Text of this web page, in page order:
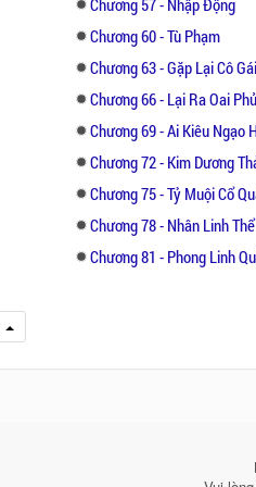
Chương 60 - Tù Phạm
Chương 63 - Gặp Lại Cô
Chương 66 - Lại Ra Oai
Chương 69 - Ai Kiêu Ngạo
Chương 72 - Kim Dương
Chương 75 - Tỷ Muội Cổ
Chương 78 - Nhân Linh
Chương 81 - Phong Linh